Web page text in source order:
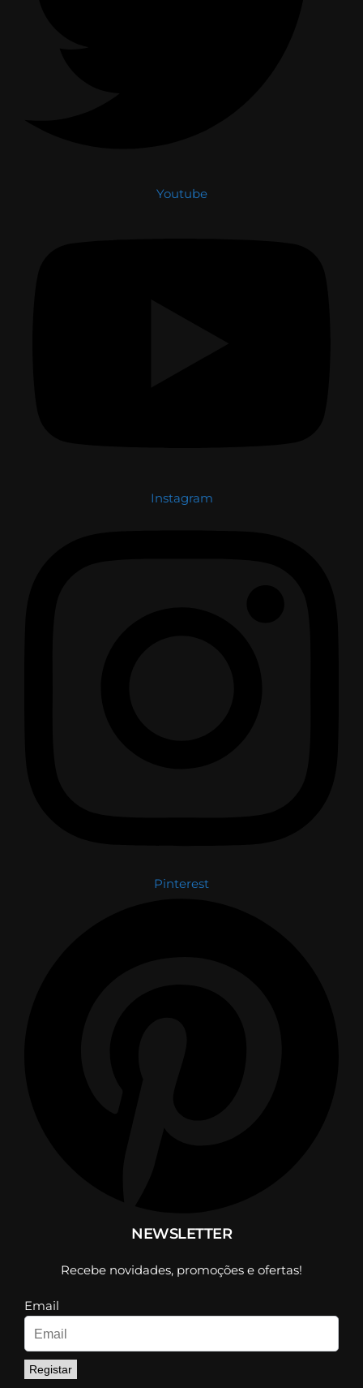
Youtube
Instagram
Pinterest
NEWSLETTER
Recebe novidades, promoções e ofertas!
Email
Registar